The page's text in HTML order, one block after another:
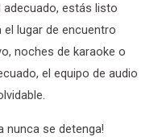
estás listo
lugar de encuentro
noches de karaoke o
el equipo de audio
nunca se detenga!